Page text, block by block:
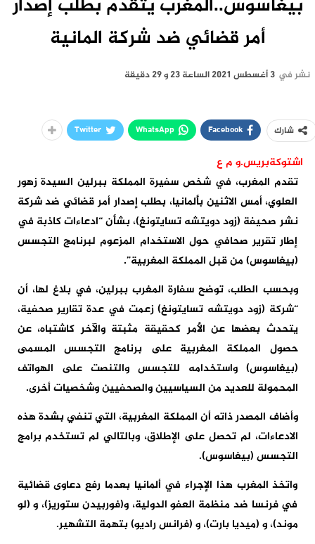
بيغاسوس..المغرب يتقدم بطلب إصدار
أمر قضائي ضد شركة المانية
نشر في 3 أغسطس 2021 الساعة 23 و 29 دقيقة
شارك Facebook
WhatsApp
Twitter
اشتوكةبريس.و م ع
تقدم المغرب، في شخص سفيرة المملكة ببرلين السيدة زهور
العلوي، أمس الاثنين بألمانيا، بطلب إصدار أمر قضائي ضد شركة
نشر صحيفة (زود دويتشه تسايتونغ)، بشأن “ادعاءات كاذبة في
إطار تقرير صحافي حول الاستخدام المزعوم لبرنامج التجسس
(بيغاسوس) من قبل المملكة المغربية”.
وبحسب الطلب، توضح سفارة المغرب ببرلين، في بلاغ لها، أن
“شركة (زود دويتشه تسايتونغ) زعمت في عدة تقارير صحفية،
يتحدث بعضها عن الأمر كحقيقة مثبتة والآخر كاشتباه، عن
حصول المملكة المغربية على برنامج التجسس المسمى
(بيغاسوس) واستخدامه للتجسس والتنصت على الهواتف
المحمولة للعديد من السياسيين والصحفيين وشخصيات أخرى.
وأضاف المصدر ذاته أن المملكة المغربية، التي تنفي بشدة هذه
الادعاءات، لم تحصل على الإطلاق، وبالتالي لم تستخدم برامج
التجسس (بيغاسوس).
واتخذ المغرب هذا الإجراء في ألمانيا بعدما رفع دعاوى قضائية
في فرنسا ضد منظمة العفو الدولية، و(فوربيدن ستوريز)، و (لو
موند)، و (ميديا بارت)، و (فرانس راديو) بتهمة التشهير.